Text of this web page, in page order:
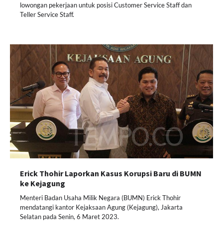
lowongan pekerjaan untuk posisi Customer Service Staff dan
Teller Service Staff.
Erick Thohir Laporkan Kasus Korupsi Baru di BUMN
ke Kejagung
Menteri Badan Usaha Milik Negara (BUMN) Erick Thohir
mendatangi kantor Kejaksaan Agung (Kejagung), Jakarta
Selatan pada Senin, 6 Maret 2023.